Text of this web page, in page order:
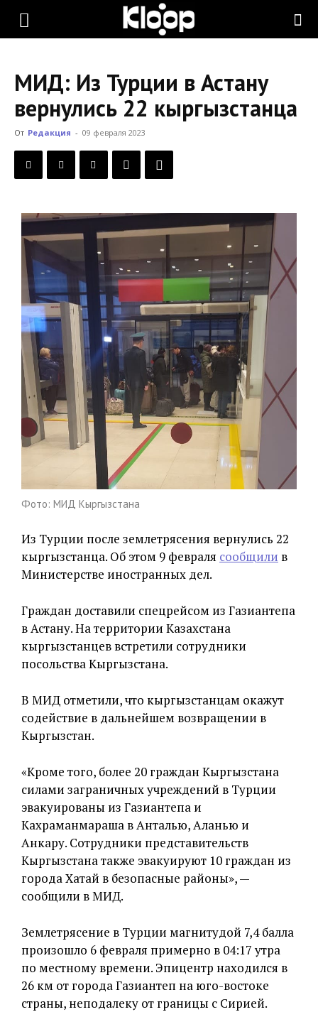
KLOOP.KG
Новости
МИД: Из Турции в Астану
вернулись 22 кыргызстанца
От Редакция - 09 февраля 2023
Фото: МИД Кыргызстана
Из Турции после землетрясения вернулись 22
кыргызстанца. Об этом 9 февраля сообщили в
Министерстве иностранных дел.
Граждан доставили спецрейсом из Газиантепа
в Астану. На территории Казахстана
кыргызстанцев встретили сотрудники
посольства Кыргызстана.
В МИД отметили, что кыргызстанцам окажут
содействие в дальнейшем возвращении в
Кыргызстан.
«Кроме того, более 20 граждан Кыргызстана
силами заграничных учреждений в Турции
эвакуированы из Газиантепа и
Кахраманмараша в Анталью, Аланью и
Анкару. Сотрудники представительств
Кыргызстана также эвакуируют 10 граждан из
города Хатай в безопасные районы», —
сообщили в МИД.
Землетрясение в Турции магнитудой 7,4 балла
произошло 6 февраля примерно в 04:17 утра
по местному времени. Эпицентр находился в
26 км от города Газиантеп на юго-востоке
страны, неподалеку от границы с Сирией.